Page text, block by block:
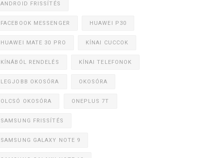
ANDROID FRISSÍTÉS
FACEBOOK MESSENGER HUAWEI P30
HUAWEI MATE 30 PRO KÍNAI CUCCOK
KÍNÁBÓL RENDELÉS KÍNAI TELEFONOK
LEGJOBB OKOSÓRA OKOSÓRA
OLCSÓ OKOSÓRA ONEPLUS 7T
SAMSUNG FRISSÍTÉS
SAMSUNG GALAXY NOTE 9